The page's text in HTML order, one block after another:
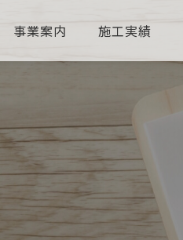
事業案内 施工実績